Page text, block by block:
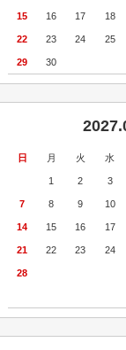
15 16 17 18
22 23 24 25
29 30
日 月 火 水
1 2 3
7 8 9 10
14 15 16 17
21 22 23 24
28